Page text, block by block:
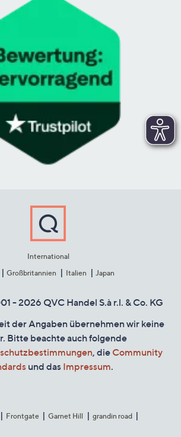
International
Großbritannien Italien Japan
- 2026 QVC Handel S.à r.l. & Co. KG
der Angaben übernehmen wir keine
Bitte beachte auch folgende
, die Community
und das Impressum.
Frontgate Garnet Hill
grandin road